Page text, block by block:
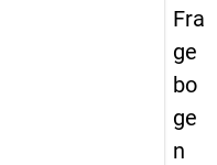
Fra
ge
bo
ge
n